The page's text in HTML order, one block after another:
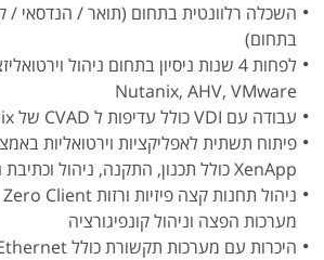
השכלה רלוונטית בתחום (תואר / הנדסאי /
בתחום)
לפחות 4 שנות ניסיון בתחום ניהול
Nutanix, AHV, VMware
עבודה עם VDI כולל עדיפות ל CVAD של Citrix
XenApp כולל תכנון, התקנה, ניהול וכתיבת נהלים
מערכות הפצה וניהול קונפיגורציה